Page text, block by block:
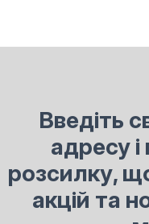
Введіть
адресу і
розсилку,
акцій та